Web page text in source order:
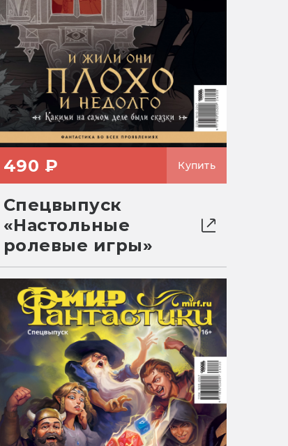
490 ₽ Купить
Спецвыпуск
«Настольные
ролевые игры»